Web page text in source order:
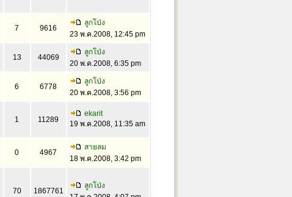
7 9616
ลูกโป่ง
23 พ.ค.2008, 12:45 pm
13 44069
ลูกโป่ง
20 พ.ค.2008, 6:35 pm
6 6778
ลูกโป่ง
20 พ.ค.2008, 3:56 pm
1 11289
ekarit
19 พ.ค.2008, 11:35 am
0 4967
สายลม
18 พ.ค.2008, 3:42 pm
70 1867761
ลูกโป่ง